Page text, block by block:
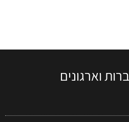
וארגונים